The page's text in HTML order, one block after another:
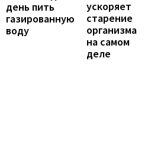
день пить
газированную
воду
ускоряет
старение
организма
на самом
деле